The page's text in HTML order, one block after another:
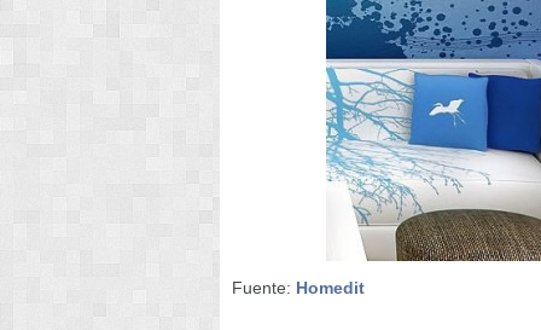
Fuente: Homedit